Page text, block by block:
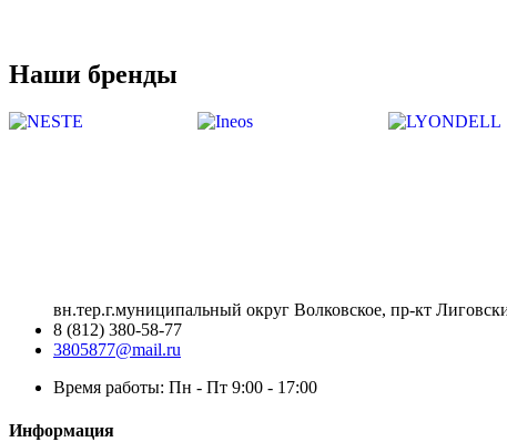
Наши бренды
вн.тер.г.муниципальный округ Волковское, пр-кт
8 (812) 380-58-77
3805877@mail.ru
Время работы: Пн - Пт 9:00 - 17:00
Информация